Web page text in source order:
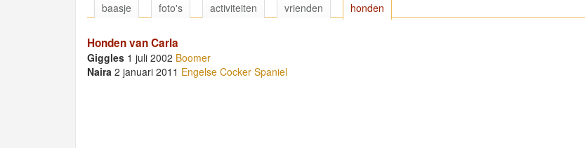
baasje foto's activiteiten vrienden honden
Honden van Carla
Giggles 1 juli 2002 Boomer
Naira 2 januari 2011 Engelse Cocker Spaniel